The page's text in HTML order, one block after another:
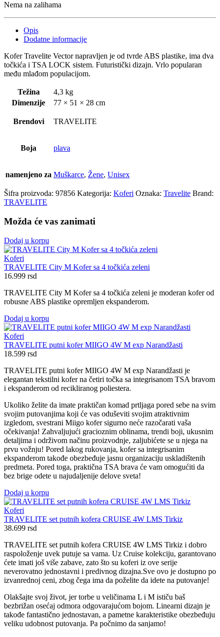
Nema na zalihama
Opis
Dodatne informacije
Kofer Travelite Vector napravljen je od tvrde ABS plastike, ima dva
točkića i TSA LOCK sistem. Futuristički dizajn. Vrlo popularan
među mlađom populacijom.
Težina
4,3 kg
Dimenzije
77 × 51 × 28 cm
Brendovi TRAVELITE
Boja plava
namenjeno za Muškarce, Žene, Unisex
Šifra proizvoda: 97856 Kategorija: Koferi Oznaka: Travelite Brand:
TRAVELITE
Možda će vas zanimati
Dodaj u korpu
Koferi
TRAVELITE City M Kofer sa 4 točkića zeleni
16.999 rsd
TRAVELITE City M Kofer sa 4 točkića zeleni je moderan kofer od
robusne ABS plastike opremljen ekspanderom.
Dodaj u korpu
Koferi
TRAVELITE putni kofer MIIGO 4W M exp Narandžasti
18.599 rsd
TRAVELITE putni kofer MIIGO 4W M exp Narandžasti je
elegantan tekstilni kofer na četiri točka sa integrisanom TSA bravom
i ekspanderom od recikliranog poliestera.
Ukoliko želite da imate praktičan komad prtljaga pored sebe na svim
svojim putovanjima koji će vas oduševiti svojim atraktivnim
izgledom, svestrani Miigo kofer sigurno neće razočarati vaša
očekivanja! Zahvaljujući gracioznim oblinama, trendi boji, ukusnim
detaljima i održivom načinu proizvodnje, zaljubićete se u njega na
prvu vožnju! Pored lakog rukovanja, kofer sa integrisanim
ekspanderom takođe obezbeđuje jasnu organizaciju uskladištenih
predmeta. Pored toga, praktična TSA brava će vam omogućiti da
bez brige odete u najudaljenije delove sveta!
Dodaj u korpu
Koferi
TRAVELITE set putnih kofera CRUISE 4W LMS Tirkiz
38.699 rsd
TRAVELITE set putnih kofera CRUISE 4W LMS Tirkiz i dobro
raspoloženje uvek putuje sa vama. Uz Cruise kolekciju, garantovano
ćete imati još više zabave, zato što su koferi iz ove serije
neverovatno jednostavni i predivnog dizajna.Sve ovo je dostupno po
izvanrednoj ceni, zbog čega ima da poželite da idete na putovanje!
Olakšajte svoj život, jer torbe u veličinama L i M ističu baš
bezbrižan osećaj odmora odgovarajućom bojom. Linearni dizajn je
takođe fantastično jednostavan, a pametne karakteristike obezbeđuju
veliku udobnost putovanja. Pa počnimo da sanjamo!